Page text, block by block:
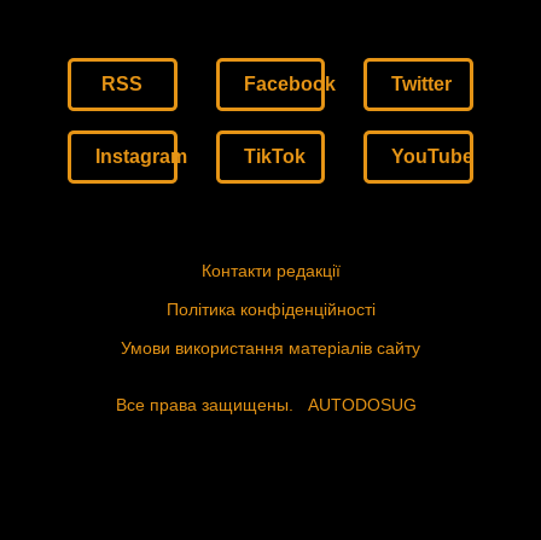
RSS Facebook Twitter
Instagram TikTok YouTube
Контакти редакції
Політика конфіденційності
Умови використання матеріалів сайту
Все права защищены. AUTODOSUG